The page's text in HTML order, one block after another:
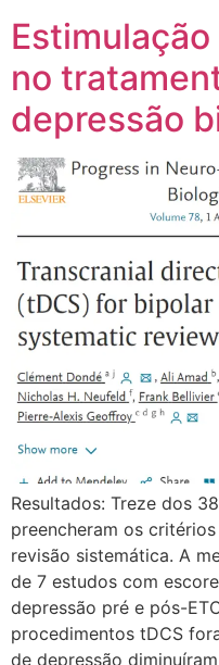
no
depressão
Resultados: Treze dos
preencheram os
revisão sistemática. A
de 7 estudos com
depressão pré e pós-
procedimentos tDCS
de depressão